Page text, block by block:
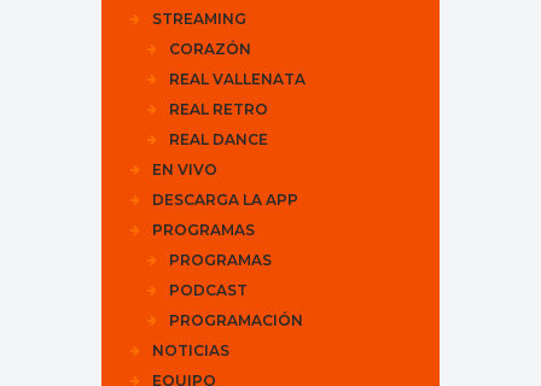
STREAMING
CORAZÓN
REAL VALLENATA
REAL RETRO
REAL DANCE
EN VIVO
DESCARGA LA APP
PROGRAMAS
PROGRAMAS
PODCAST
PROGRAMACIÓN
NOTICIAS
EQUIPO